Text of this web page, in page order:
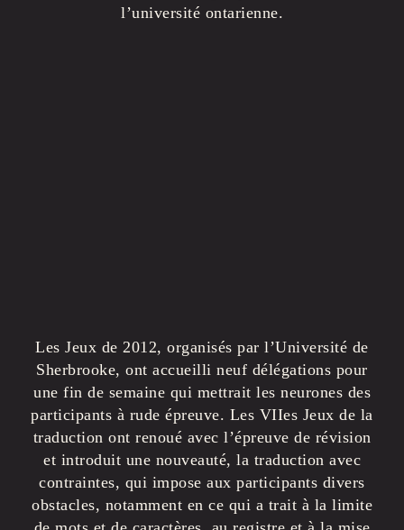
l’université ontarienne.
Les Jeux de 2012, organisés par l’Université de
Sherbrooke, ont accueilli neuf délégations pour
une fin de semaine qui mettrait les neurones des
participants à rude épreuve. Les VIIes Jeux de la
traduction ont renoué avec l’épreuve de révision
et introduit une nouveauté, la traduction avec
contraintes, qui impose aux participants divers
obstacles, notamment en ce qui a trait à la limite